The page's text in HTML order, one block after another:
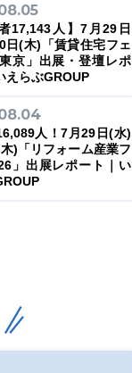
17,143人】7月29日
日(木)「賃貸住宅フェ
京」出展・登壇レポ
えらぶGROUP
人！7月29日(水)
)「リフォーム産業フ
」出展レポート｜い